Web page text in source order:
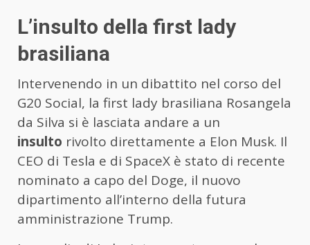
L’insulto della first lady
brasiliana
Intervenendo in un dibattito nel corso del
G20 Social, la first lady brasiliana Rosangela
da Silva si è lasciata andare a un
insulto rivolto direttamente a Elon Musk. Il
CEO di Tesla e di SpaceX è stato di recente
nominato a capo del Doge, il nuovo
dipartimento all’interno della futura
amministrazione Trump.